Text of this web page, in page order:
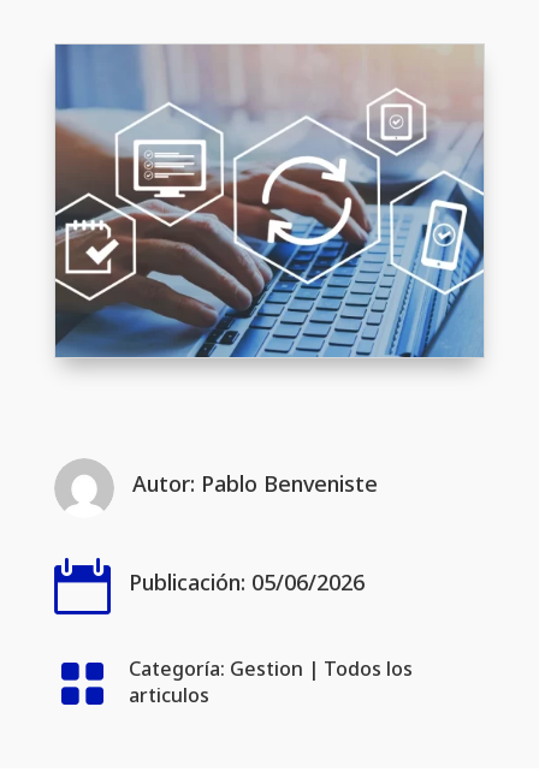
Autor: Pablo Benveniste
 Publicación: 05/06/2026
 Categoría: Gestion | Todos los
articulos